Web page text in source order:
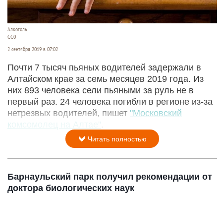
Алкоголь.
СС0
2 сентября 2019 в 07:02
Почти 7 тысяч пьяных водителей задержали в
Алтайском крае за семь месяцев 2019 года. Из
них 893 человека сели пьяными за руль не в
первый раз. 24 человека погибли в регионе из-за
нетрезвых водителей, пишет "Московский
комсомолец на Алтае"
Читать полностью
Барнаульский парк получил рекомендации от
доктора биологических наук